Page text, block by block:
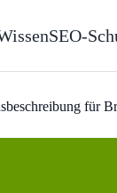
SEO-
für